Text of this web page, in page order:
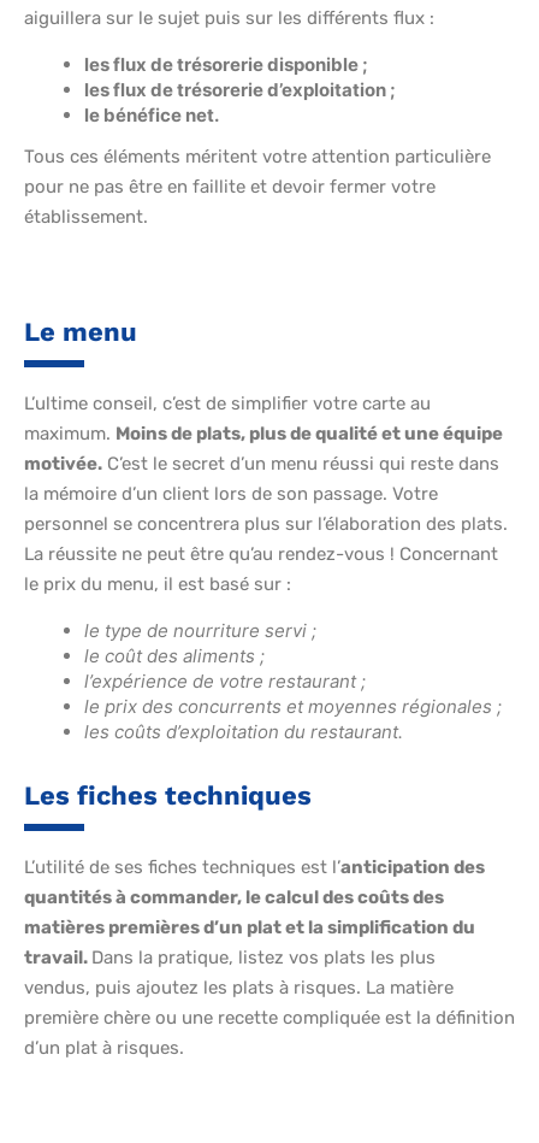
aiguillera sur le sujet puis sur les différents flux :
les flux de trésorerie disponible ;
les flux de trésorerie d’exploitation ;
le bénéfice net.
Tous ces éléments méritent votre attention particulière
pour ne pas être en faillite et devoir fermer votre
établissement.
Le menu
L’ultime conseil, c’est de simplifier votre carte au
maximum. Moins de plats, plus de qualité et une équipe
motivée. C’est le secret d’un menu réussi qui reste dans
la mémoire d’un client lors de son passage. Votre
personnel se concentrera plus sur l’élaboration des plats.
La réussite ne peut être qu’au rendez-vous ! Concernant
le prix du menu, il est basé sur :
le type de nourriture servi ;
le coût des aliments ;
l’expérience de votre restaurant ;
le prix des concurrents et moyennes régionales ;
les coûts d’exploitation du restaurant.
Les fiches techniques
L’utilité de ses fiches techniques est l’anticipation des
quantités à commander, le calcul des coûts des
matières premières d’un plat et la simplification du
travail. Dans la pratique, listez vos plats les plus
vendus, puis ajoutez les plats à risques. La matière
première chère ou une recette compliquée est la définition
d’un plat à risques.